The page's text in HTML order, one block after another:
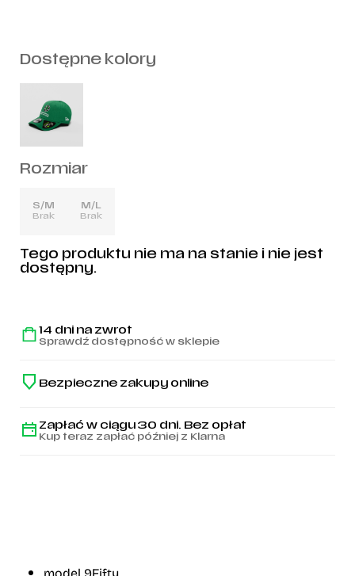
Dostępne kolory
Rozmiar
S/M
Brak
M/L
Brak
Tego produktu nie ma na stanie i nie jest
dostępny.
14 dni na zwrot
Sprawdź dostępność w sklepie
Bezpieczne zakupy online
Zapłać w ciągu 30 dni. Bez opłat
Kup teraz zapłać później z Klarna